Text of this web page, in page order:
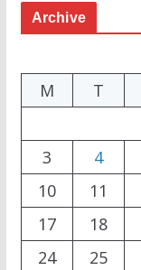
Archive
M
T
3
4
10
11
17
18
24
25